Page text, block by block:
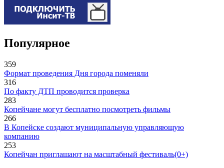
Популярное
359
Формат проведения Дня города поменяли
316
По факту ДТП проводится проверка
283
Копейчане могут бесплатно посмотреть фильмы
266
В Копейске создают муниципальную управляющую
компанию
253
Копейчан приглашают на масштабный фестиваль(0+)